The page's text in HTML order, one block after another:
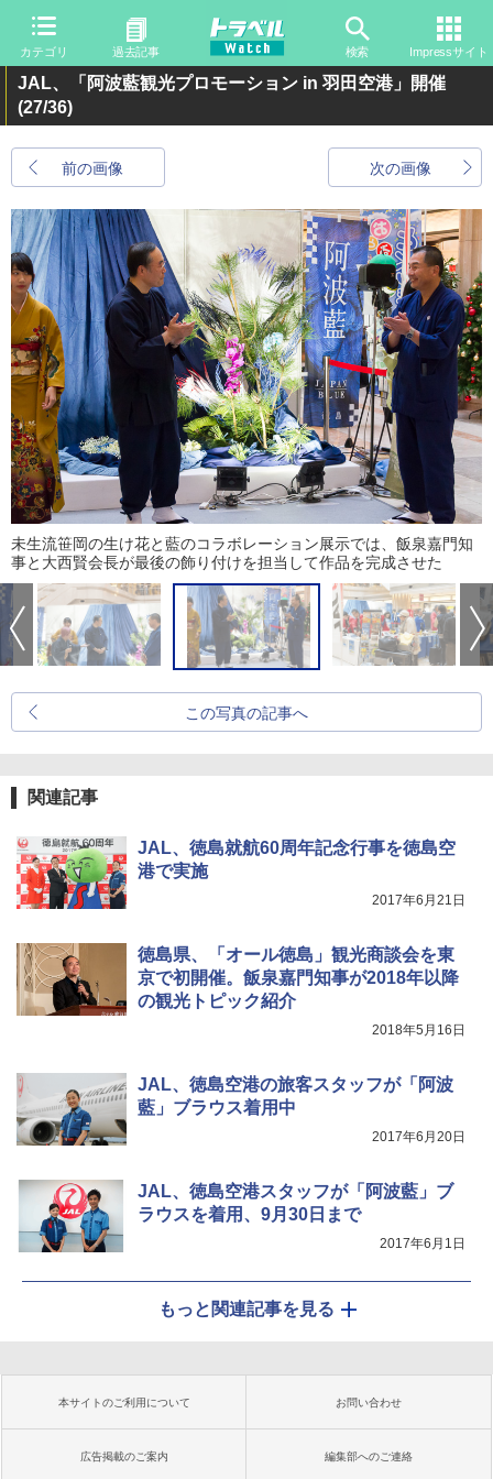
カテゴリ 過去記事 検索 Impressサイト
JAL、「阿波藍観光プロモーション in 羽田空港」開催
(27/36)
前の画像 次の画像
未生流笹岡の生け花と藍のコラボレーション展示では、飯泉嘉門知
事と大西賢会長が最後の飾り付けを担当して作品を完成させた
この写真の記事へ
関連記事
JAL、徳島就航60周年記念行事を徳島空
港で実施
2017年6月21日
徳島県、「オール徳島」観光商談会を東
京で初開催。飯泉嘉門知事が2018年以降
の観光トピック紹介
2018年5月16日
JAL、徳島空港の旅客スタッフが「阿波
藍」ブラウス着用中
2017年6月20日
JAL、徳島空港スタッフが「阿波藍」ブ
ラウスを着用、9月30日まで
2017年6月1日
もっと関連記事を見る
本サイトのご利用について お問い合わせ
広告掲載のご案内 編集部へのご連絡